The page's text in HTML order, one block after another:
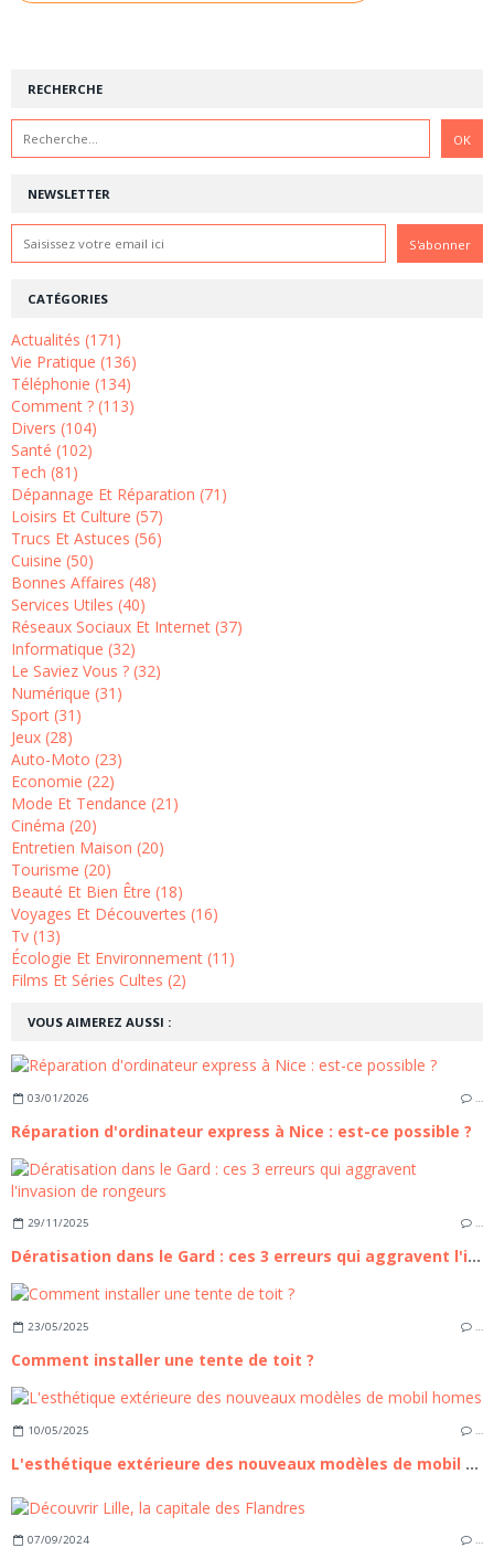
NEWSLETTER
RECHERCHE
VOUS AIMEREZ AUSSI :
03/01/2026 …
Réparation d'ordinateur express à Nice : est-ce possible ?
29/11/2025 …
Dératisation dans le Gard : ces 3 erreurs qui aggravent l'invasion de rongeurs
23/05/2025 …
Comment installer une tente de toit ?
10/05/2025 …
L'esthétique extérieure des nouveaux modèles de mobil homes
07/09/2024 …
CATÉGORIES
Actualités (171)
Vie Pratique (136)
Téléphonie (134)
Comment ? (113)
Divers (104)
Santé (102)
Tech (81)
Dépannage Et Réparation (71)
Loisirs Et Culture (57)
Trucs Et Astuces (56)
Cuisine (50)
Bonnes Affaires (48)
Services Utiles (40)
Réseaux Sociaux Et Internet (37)
Informatique (32)
Le Saviez Vous ? (32)
Numérique (31)
Sport (31)
Jeux (28)
Auto-Moto (23)
Economie (22)
Mode Et Tendance (21)
Cinéma (20)
Entretien Maison (20)
Tourisme (20)
Beauté Et Bien Être (18)
Voyages Et Découvertes (16)
Tv (13)
Écologie Et Environnement (11)
Films Et Séries Cultes (2)